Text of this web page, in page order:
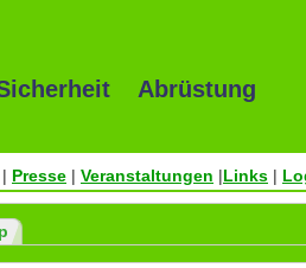
Abrüstung
| Presse | Veranstaltungen |Links |